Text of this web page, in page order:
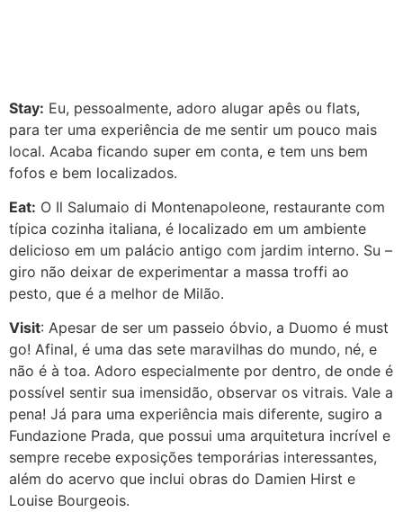
Stay: Eu, pessoalmente, adoro alugar apês ou flats,
para ter uma experiência de me sentir um pouco mais
local. Acaba ficando super em conta, e tem uns bem
fofos e bem localizados.
Eat: O Il Salumaio di Montenapoleone, restaurante com
típica cozinha italiana, é localizado em um ambiente
delicioso em um palácio antigo com jardim interno. Su –
giro não deixar de experimentar a massa troffi ao
pesto, que é a melhor de Milão.
Visit: Apesar de ser um passeio óbvio, a Duomo é must
go! Afinal, é uma das sete maravilhas do mundo, né, e
não é à toa. Adoro especialmente por dentro, de onde é
possível sentir sua imensidão, observar os vitrais. Vale a
pena! Já para uma experiência mais diferente, sugiro a
Fundazione Prada, que possui uma arquitetura incrível e
sempre recebe exposições temporárias interessantes,
além do acervo que inclui obras do Damien Hirst e
Louise Bourgeois.